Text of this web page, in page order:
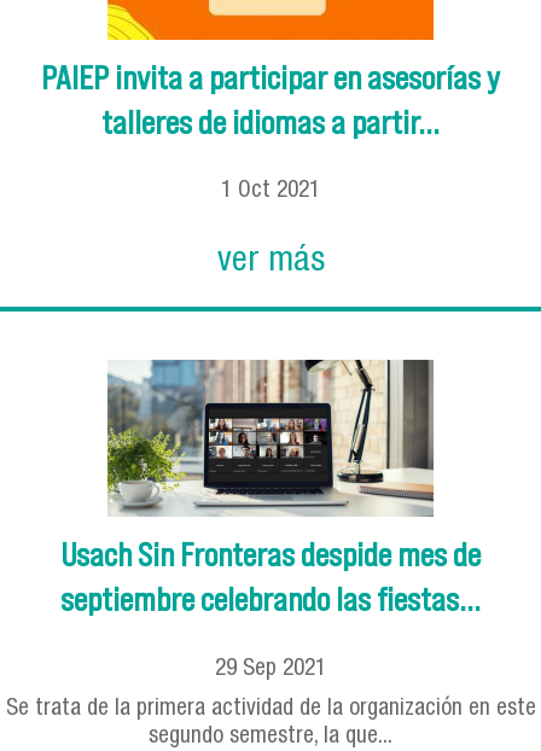
PAIEP invita a participar en asesorías y
talleres de idiomas a partir...
1 Oct 2021
ver más
Usach Sin Fronteras despide mes de
septiembre celebrando las fiestas...
29 Sep 2021
Se trata de la primera actividad de la organización en este
segundo semestre, la que...